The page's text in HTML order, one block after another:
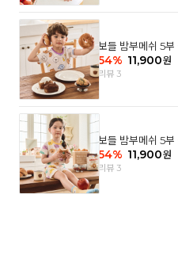
보들 밤부메쉬 5
54% 11,900원
리뷰 3
보들 밤부메쉬 5
54% 11,900원
리뷰 3